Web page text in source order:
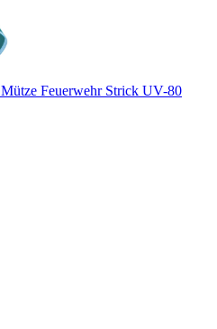
Feuerwehr Strick UV-80